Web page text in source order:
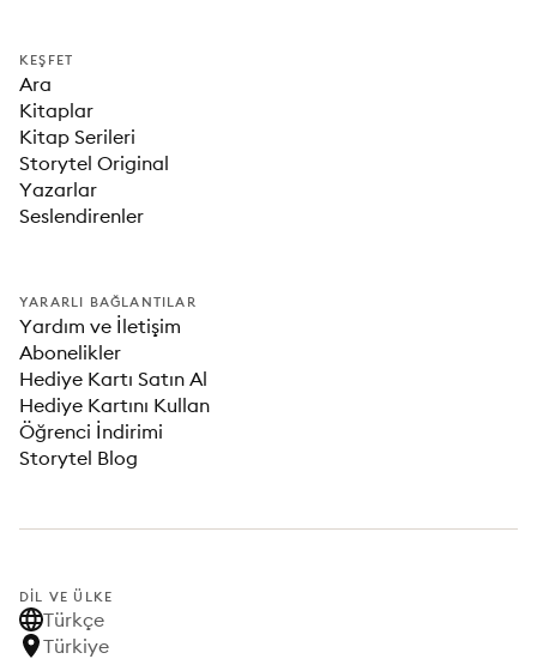
KEŞFET
Ara
Kitaplar
Kitap Serileri
Storytel Original
Yazarlar
Seslendirenler
YARARLI BAĞLANTILAR
Yardım ve İletişim
Abonelikler
Hediye Kartı Satın Al
Hediye Kartını Kullan
Öğrenci İndirimi
Storytel Blog
DIL VE ÜLKE
Türkçe
Türkiye